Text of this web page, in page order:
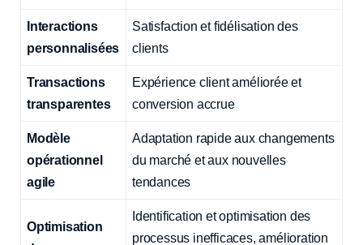
Interactions
personnalisées
Satisfaction et fidélisation des
clients
Transactions
transparentes
Expérience client améliorée et
conversion accrue
Modèle
opérationnel
agile
Adaptation rapide aux changements
du marché et aux nouvelles
tendances
Optimisation
Identification et optimisation des
processus inefficaces, amélioration